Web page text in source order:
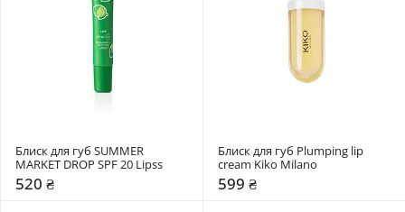
Блиск для губ SUMMER
MARKET DROP SPF 20 Lipss
520 ₴
Блиск для губ Plumping lip
cream Kiko Milano
599 ₴